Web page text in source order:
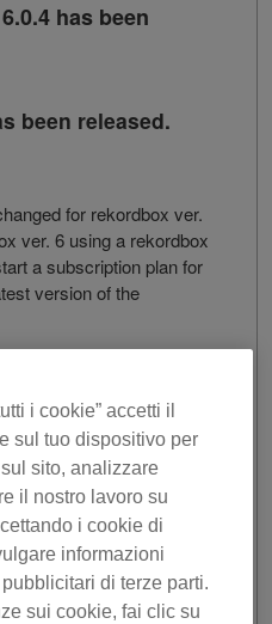
has been
been released.
for rekordbox ver.
ver. 6 using a rekordbox
a subscription plan for
version of the
even it was turned
controller was connected.
for other minor issues.
i cookie” accetti il
sul tuo dispositivo per
sito, analizzare
il nostro lavoro su
i cookie di
informazioni
di terze parti.
sui cookie, fai clic su